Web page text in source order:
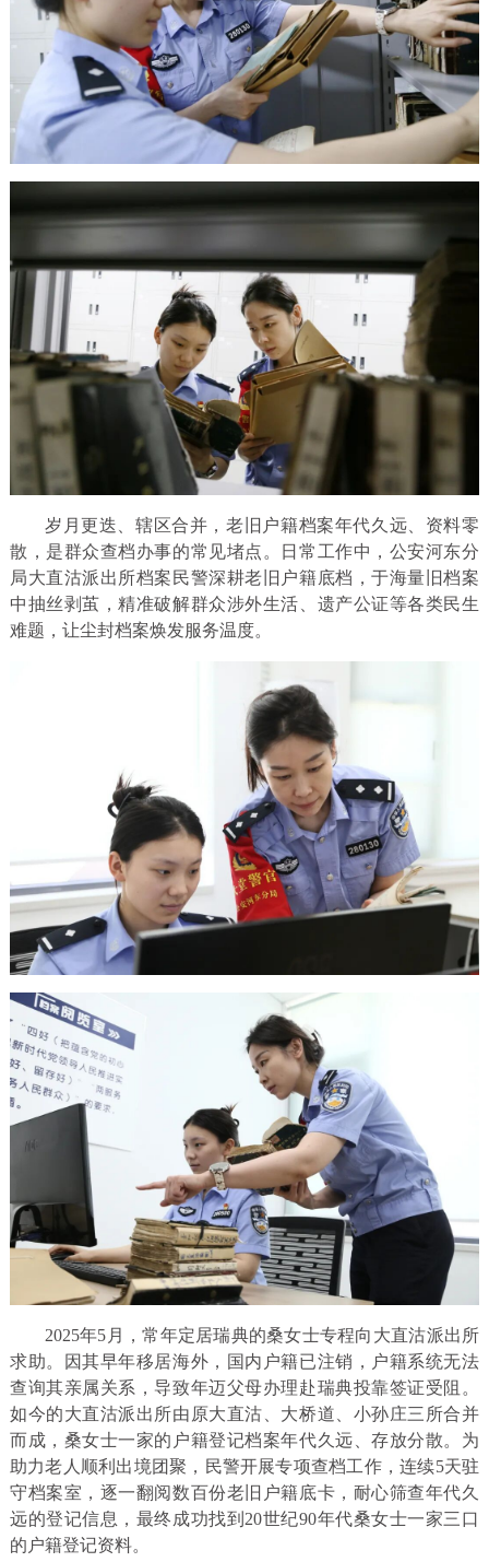
岁月更迭、辖区合并，老旧户籍档案年代久远、资料零
散，是群众查档办事的常见堵点。日常工作中，公安河东分
局大直沽派出所档案民警深耕老旧户籍底档，于海量旧档案
中抽丝剥茧，精准破解群众涉外生活、遗产公证等各类民生
难题，让尘封档案焕发服务温度。
2025年5月，常年定居瑞典的桑女士专程向大直沽派出所
求助。因其早年移居海外，国内户籍已注销，户籍系统无法
查询其亲属关系，导致年迈父母办理赴瑞典投靠签证受阻。
如今的大直沽派出所由原大直沽、大桥道、小孙庄三所合并
而成，桑女士一家的户籍登记档案年代久远、存放分散。为
助力老人顺利出境团聚，民警开展专项查档工作，连续5天驻
守档案室，逐一翻阅数百份老旧户籍底卡，耐心筛查年代久
远的登记信息，最终成功找到20世纪90年代桑女士一家三口
的户籍登记资料。